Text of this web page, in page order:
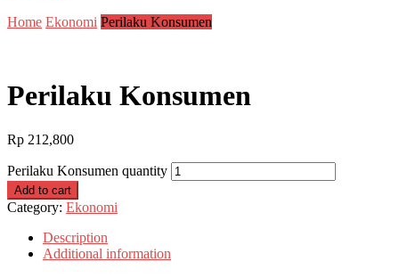
Home Ekonomi Perilaku Konsumen
Perilaku Konsumen
Rp 212,800
Perilaku Konsumen quantity
Add to cart
Category: Ekonomi
Description
Additional information